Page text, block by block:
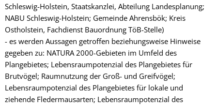
Schleswig-Holstein, Staatskanzlei, Abteilung Landesplanung;
NABU Schleswig-Holstein; Gemeinde Ahrensbök; Kreis
Ostholstein, Fachdienst Bauordnung TöB-Stelle)
- es werden Aussagen getroffen beziehungsweise Hinweise
gegeben zu: NATURA 2000-Gebieten im Umfeld des
Plangebietes; Lebensraumpotenzial des Plangebietes für
Brutvögel; Raumnutzung der Groß- und Greifvögel;
Lebensraumpotenzial des Plangebietes für lokale und
ziehende Fledermausarten; Lebensraumpotenzial des